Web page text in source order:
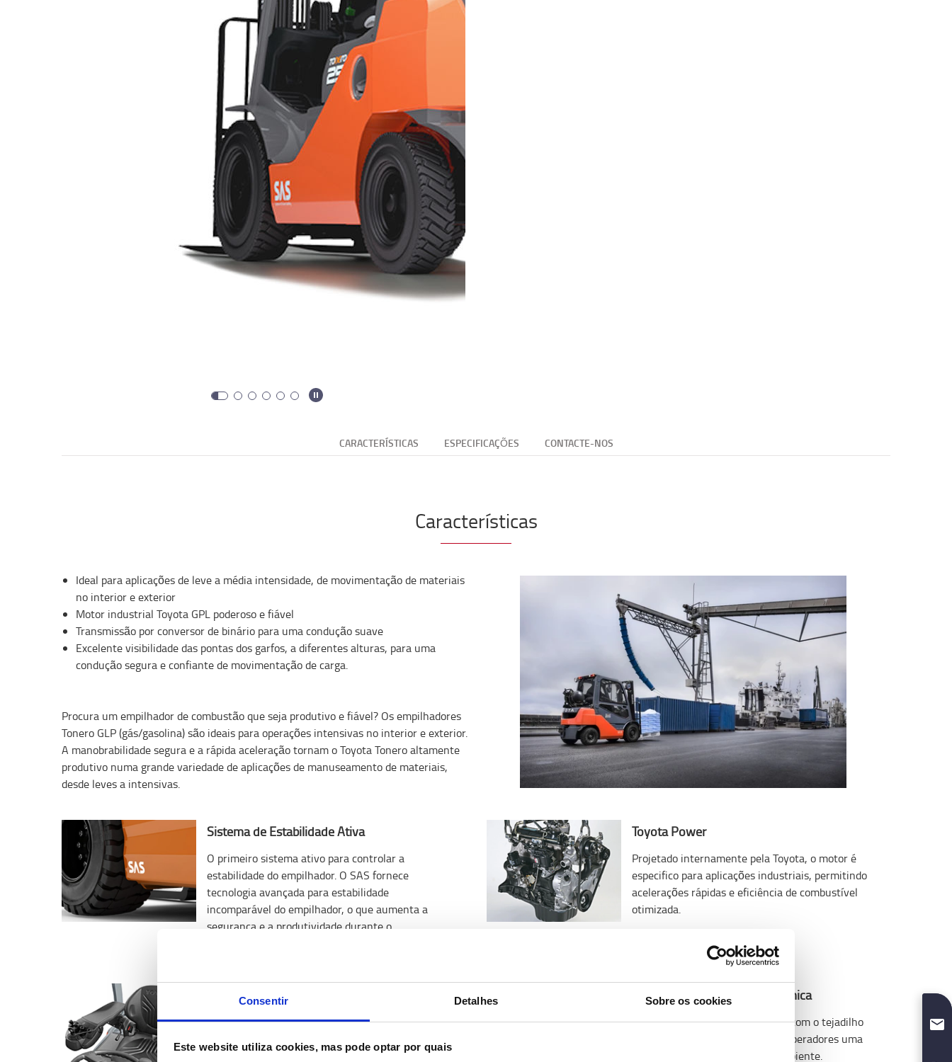
Consentir Detalhes Sobre os cookies
Este website utiliza cookies, mas pode optar por quais
CARACTERÍSTICAS ESPECIFICAÇÕES CONTACTE-NOS
Características
Ideal para aplicações de leve a média intensidade, de movimentação de materiais
no interior e exterior
Motor industrial Toyota GPL poderoso e fiável
Transmissão por conversor de binário para uma condução suave
Excelente visibilidade das pontas dos garfos, a diferentes alturas, para uma
condução segura e confiante de movimentação de carga.
Procura um empilhador de combustão que seja produtivo e fiável? Os empilhadores
Tonero GLP (gás/gasolina) são ideais para operações intensivas no interior e exterior.
A manobrabilidade segura e a rápida aceleração tornam o Toyota Tonero altamente
produtivo numa grande variedade de aplicações de manuseamento de materiais,
desde leves a intensivas.
Sistema de Estabilidade Ativa
O primeiro sistema ativo para controlar a
estabilidade do empilhador. O SAS fornece
tecnologia avançada para estabilidade
incomparável do empilhador, o que aumenta a
segurança e a produtividade durante o
Toyota Power
Projetado internamente pela Toyota, o motor é
especifico para aplicações industriais, permitindo
acelerações rápidas e eficiência de combustível
otimizada.
Operação confortável
O assento totalmente ajustável com apoios laterais
de direção ajustável, oferecem a cada operador um
Excelente visibilidade panorâmica
O design do mastro em conjunto com o tejadilho
transparente proporcionam aos operadores uma
excelente visão da carga e do ambiente.